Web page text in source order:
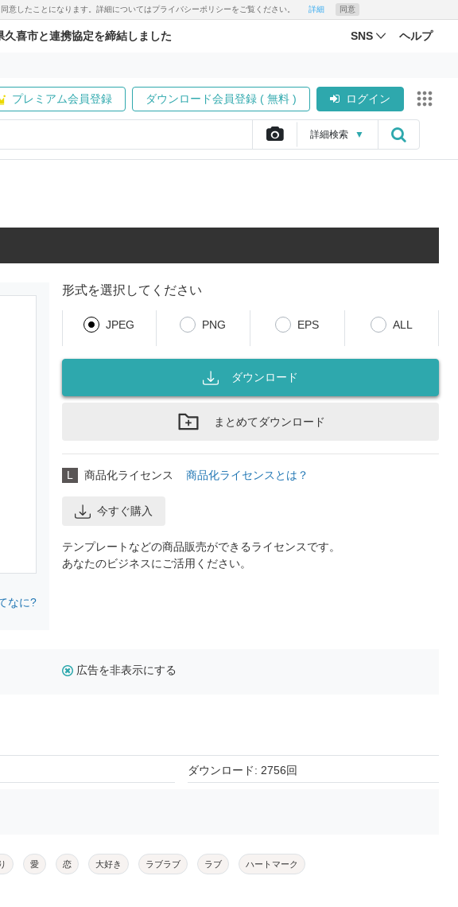
したことになります。詳細についてはプライバシーポリシーをご覧ください。 詳細 同意
喜市と連携協定を締結しました SNS ヘルプ
プレミアム会員登録 ダウンロード会員登録 ( 無料 ) ログイン
詳細検索 ▼
なに?
形式を選択してください
JPEG PNG EPS ALL
ダウンロード
まとめてダウンロード
L 商品化ライセンス 商品化ライセンスとは？
今すぐ購入
テンプレートなどの商品販売ができるライセンスです。
あなたのビジネスにご活用ください。
広告を非表示にする
ダウンロード: 2756回
愛 恋 大好き ラブラブ ラブ ハートマーク